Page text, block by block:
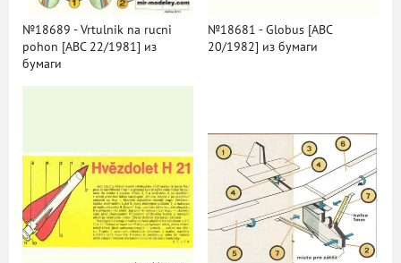
№18689 - Vrtulnik na rucni
pohon [ABC 22/1981] из
бумаги
№18681 - Globus [ABC
20/1982] из бумаги